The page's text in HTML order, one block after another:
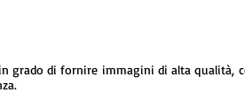
grado di fornire immagini di alta qualità,